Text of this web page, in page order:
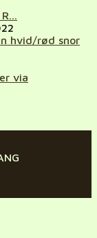
hvid/rød snor
via